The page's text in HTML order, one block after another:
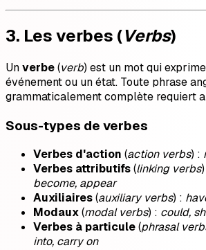
3. Les verbes (Verbs)
Unverbe(verb) est un mot qui
événement ou un état. Toute phrase
grammaticalement complète requiert
Sous-types de verbes
Verbes d'action (action verbs) :
Verbes attributifs(linking verbs
become, appear
Auxiliaires(auxiliary verbs) :
Modaux(modal verbs) : could,
Verbes à particule(phrasal
into, carry on